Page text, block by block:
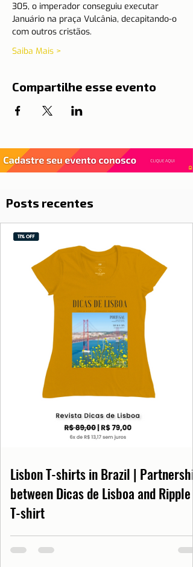
305, o imperador conseguiu executar
Januário na praça Vulcânia, decapitando-o
com outros cristãos.
Saiba Mais >
Compartilhe esse evento
Posts recentes
Lisbon T-shirts in Brazil | Partnership
between Dicas de Lisboa and Ripple
T-shirt